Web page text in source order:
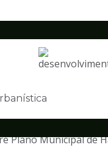
Ilustração
Urbano